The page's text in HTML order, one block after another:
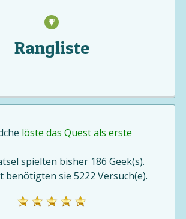
Rangliste
löste das Quest als erste
spielten bisher 186 Geek(s).
benötigten sie 5222 Versuch(e).